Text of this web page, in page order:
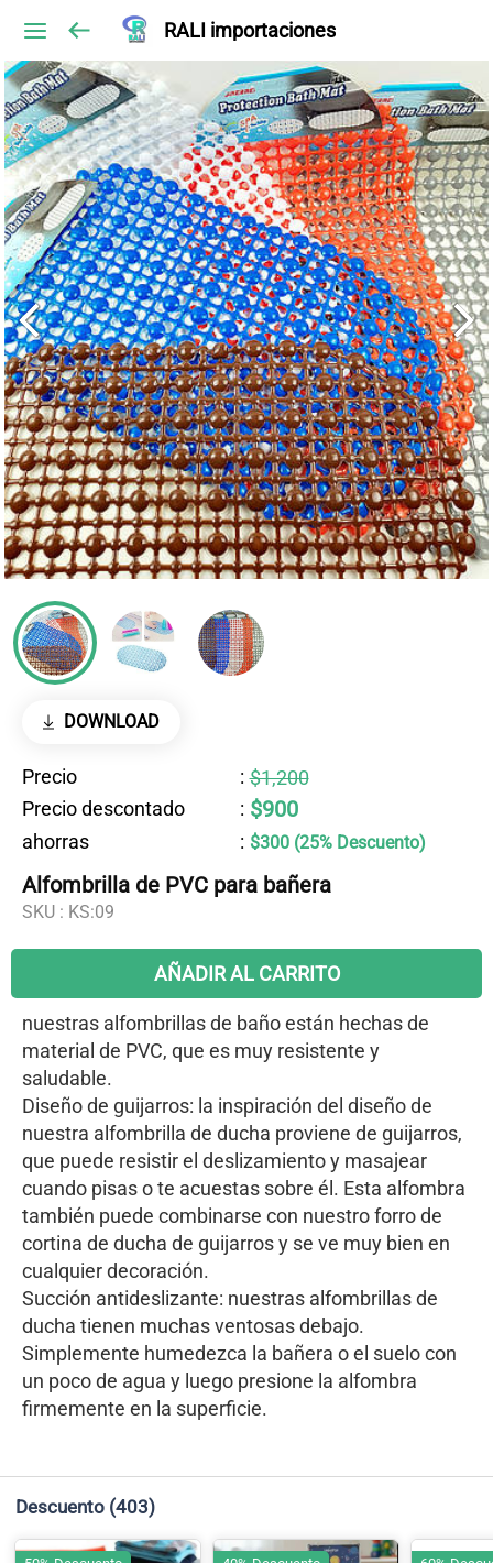
RALI importaciones
DOWNLOAD
Precio : $1,200
Precio descontado
: $900
ahorras : $300 (25% Descuento)
Alfombrilla de PVC para bañera
SKU : KS:09
AÑADIR AL CARRITO
nuestras alfombrillas de baño están hechas de
material de PVC, que es muy resistente y
saludable.
Diseño de guijarros: la inspiración del diseño de
nuestra alfombrilla de ducha proviene de guijarros,
que puede resistir el deslizamiento y masajear
cuando pisas o te acuestas sobre él. Esta alfombra
también puede combinarse con nuestro forro de
cortina de ducha de guijarros y se ve muy bien en
cualquier decoración.
Succión antideslizante: nuestras alfombrillas de
ducha tienen muchas ventosas debajo.
Simplemente humedezca la bañera o el suelo con
un poco de agua y luego presione la alfombra
firmemente en la superficie.
Descuento (403)